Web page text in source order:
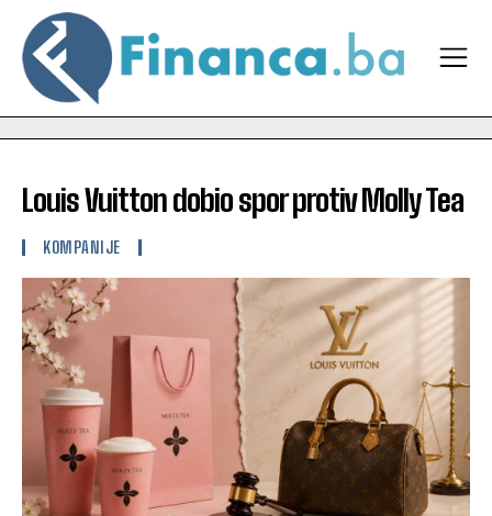
Louis Vuitton dobio spor protiv Molly Tea
KOMPANIJE